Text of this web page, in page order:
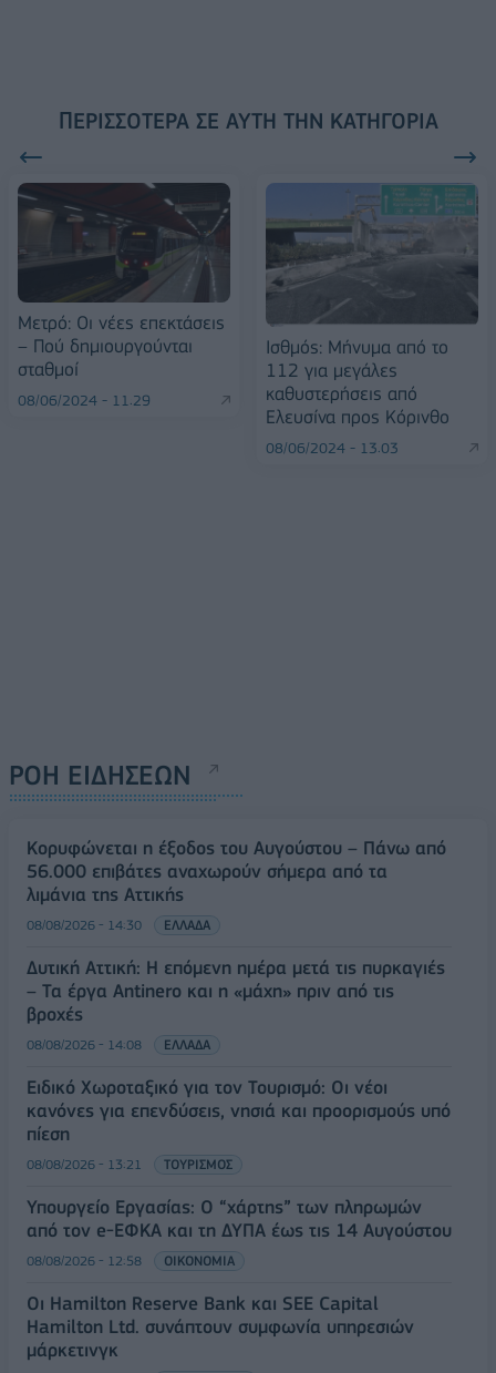
ΠΕΡΙΣΣΌΤΕΡΑ ΣΕ ΑΥΤΉ ΤΗΝ ΚΑΤΗΓΟΡΊΑ
Μετρό: Οι νέες επεκτάσεις
– Πού δημιουργούνται
σταθμοί
08/06/2024 - 11:29
Ισθμός: Μήνυμα από το
112 για μεγάλες
καθυστερήσεις από
Ελευσίνα προς Κόρινθο
08/06/2024 - 13:03
ΡΟΗ ΕΙΔΗΣΕΩΝ
Κορυφώνεται η έξοδος του Αυγούστου – Πάνω από
56.000 επιβάτες αναχωρούν σήμερα από τα
λιμάνια της Αττικής
08/08/2026 - 14:30 ΕΛΛΑΔΑ
Δυτική Αττική: Η επόμενη ημέρα μετά τις πυρκαγιές
– Τα έργα Antinero και η «μάχη» πριν από τις
βροχές
08/08/2026 - 14:08 ΕΛΛΑΔΑ
Ειδικό Χωροταξικό για τον Τουρισμό: Οι νέοι
κανόνες για επενδύσεις, νησιά και προορισμούς υπό
πίεση
08/08/2026 - 13:21 ΤΟΥΡΙΣΜΟΣ
Υπουργείο Εργασίας: Ο “χάρτης” των πληρωμών
από τον e-ΕΦΚΑ και τη ΔΥΠΑ έως τις 14 Αυγούστου
08/08/2026 - 12:58 ΟΙΚΟΝΟΜΙΑ
Οι Hamilton Reserve Bank και SEE Capital
Hamilton Ltd. συνάπτουν συμφωνία υπηρεσιών
μάρκετινγκ